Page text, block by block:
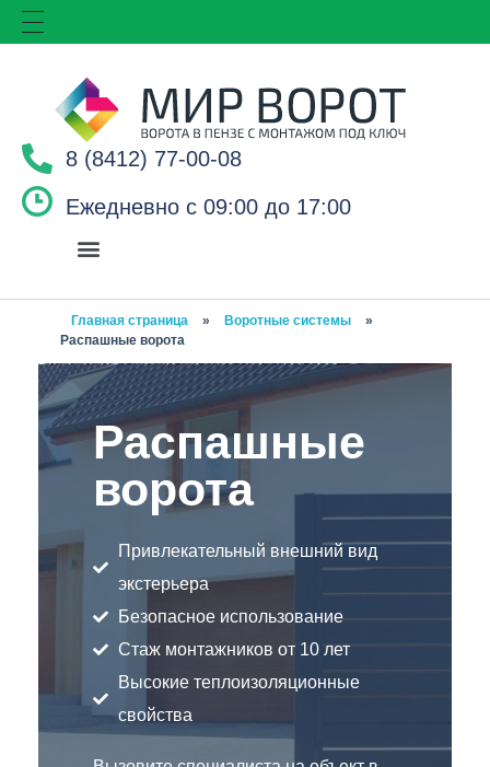
8 (8412) 77-00-08
Ежедневно с 09:00 до 17:00
Главная страница » Воротные системы
»
Распашные ворота
Распашные
ворота
Привлекательный внешний вид
экстерьера
Безопасное использование
Стаж монтажников от 10 лет
Высокие теплоизоляционные
свойства